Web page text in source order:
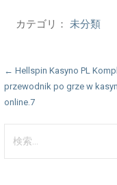
カテゴリ： 未分類
投
稿
ビ
← Hellspin Kasyno PL
przewodnik po grze w
online.7
索: